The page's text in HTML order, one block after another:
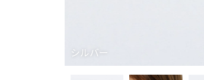
シルバー